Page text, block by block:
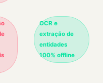
OCR e
extração de
entidades
100% offline